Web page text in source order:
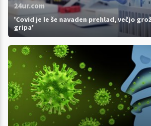
24ur.com
'Covid je le še navaden prehlad, večjo
gripa'